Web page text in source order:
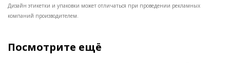
Дизайн этикетки и упаковки может отличаться при проведении рекламных
компаний производителем.
Посмотрите ещё